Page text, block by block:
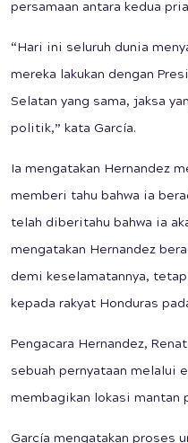
persamaan antara kedua
“Hari ini seluruh dunia
mereka lakukan dengan
Selatan yang sama, jaksa
politik,” kata García.
Ia mengatakan Hernandez
memberi tahu bahwa ia
telah diberitahu bahwa ia
mengatakan Hernandez
demi keselamatannya,
kepada rakyat Honduras
Pengacara Hernandez,
sebuah pernyataan melalui
membagikan lokasi
García mengatakan proses